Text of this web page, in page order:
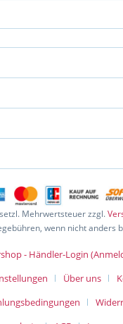
Mehrwertsteuer zzgl.
wenn nicht anders
- Händler-Login
Über uns